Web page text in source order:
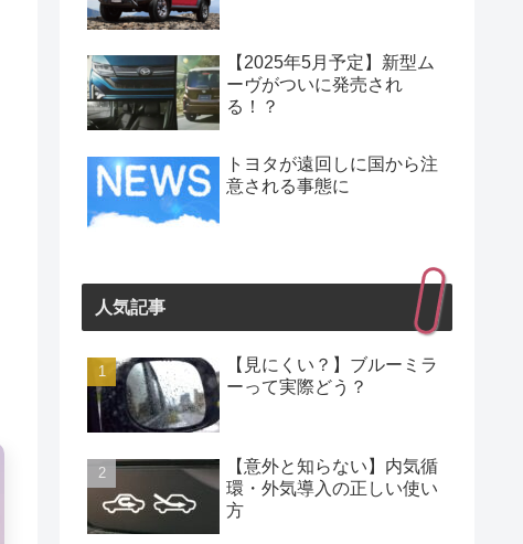
【2025年5月予定】新型ム
ーヴがついに発売され
る！？
トヨタが遠回しに国から注
意される事態に
人気記事
【見にくい？】ブルーミラ
ーって実際どう？
【意外と知らない】内気循
環・外気導入の正しい使い
方